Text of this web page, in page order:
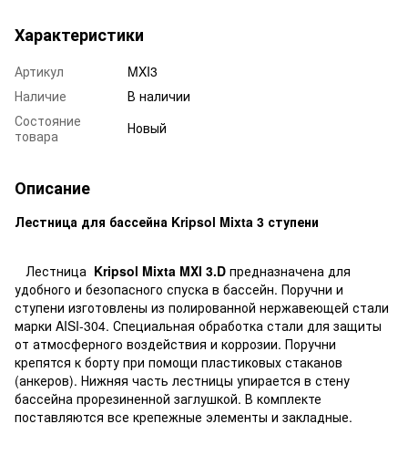
Характеристики
Артикул
MXI3
Наличие
В наличии
Состояние
товара
Новый
Описание
Лестница для бассейна Kripsol Mixta 3 ступени
Лестница Kripsol Mixta MXI 3.D предназначена для
удобного и безопасного спуска в бассейн. Поручни и
ступени изготовлены из полированной нержавеющей стали
марки AISI-304. Специальная обработка стали для защиты
от атмосферного воздействия и коррозии. Поручни
крепятся к борту при помощи пластиковых стаканов
(анкеров). Нижняя часть лестницы упирается в стену
бассейна прорезиненной заглушкой. В комплекте
поставляются все крепежные элементы и закладные.